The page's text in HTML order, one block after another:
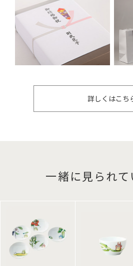
詳しくはこち
一緒に見られて